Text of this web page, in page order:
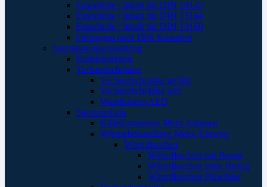
Einzelteile / Inhalt für DIN 14142
Einzelteile / Inhalt für DIN 13164
Einzelteile / Inhalt für DIN 13160
Füllungen nach DIN Komplett
Sanitätsraumausstattung
Krankentragen
Verbandschränke
Verbandschränke gefüllt
Verbandschränke leer
Wandkästen AED
Sportmedizin
Kältekompresse Mehr-/Einweg
Wärmebehandlung Mehr-/Einweg
Wärmflaschen
Wärmflaschen mit Bezug
Wärmflaschen ohne Bezug
Wärmflaschen Plüschtier